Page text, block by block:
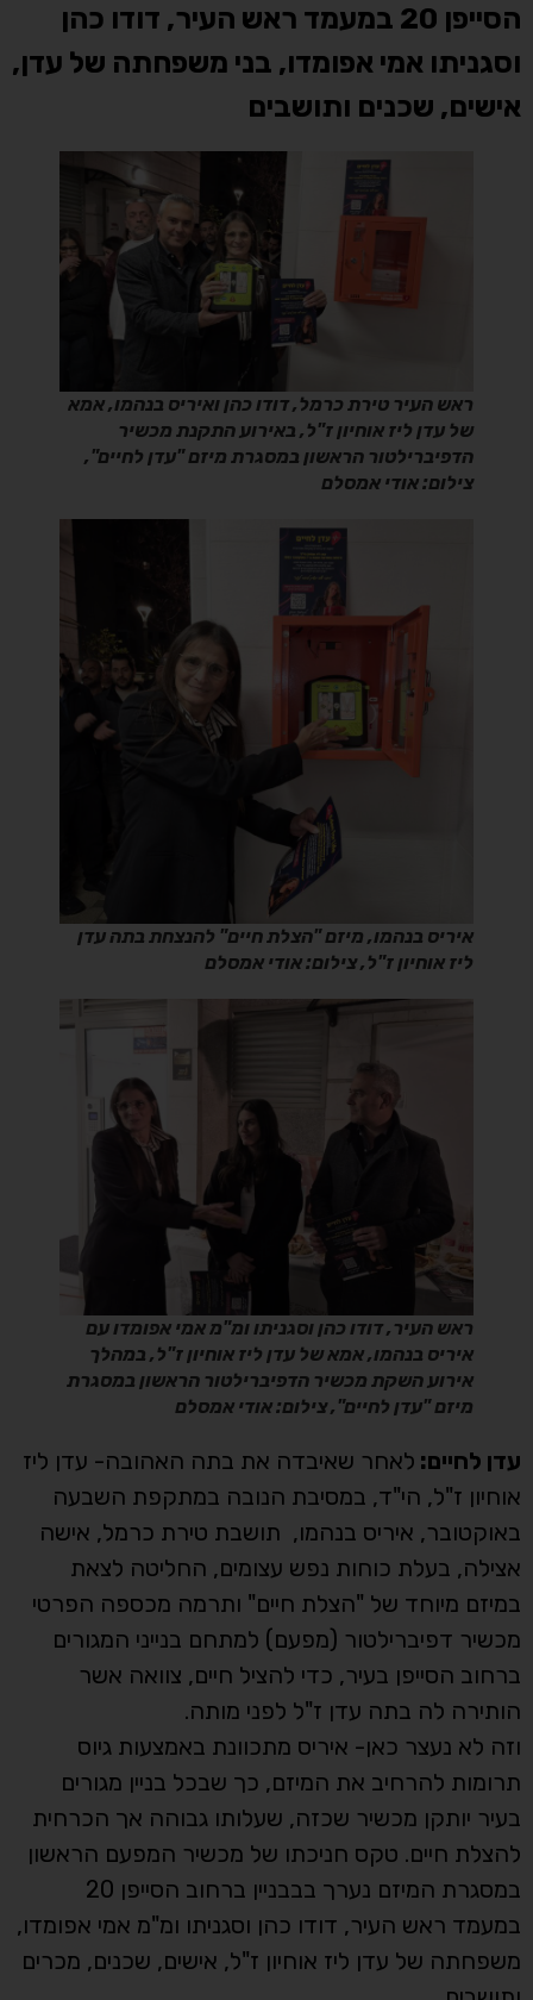
הסייפן 20 במעמד ראש העיר, דודו כהן
וסגניתו אמי אפומדו, בני משפחתה של עדן,
אישים, שכנים ותושבים
ראש העיר טירת כרמל, דודו כהן ואיריס בנהמו, אמא
של עדן ליז אוחיון ז"ל, באירוע התקנת מכשיר
הדפיברילטור הראשון במסגרת מיזם "עדן לחיים",
צילום: אודי אמסלם
איריס בנהמו, מיזם "הצלת חיים" להנצחת בתה עדן
ליז אוחיון ז"ל, צילום: אודי אמסלם
ראש העיר, דודו כהן וסגניתו ומ"מ אמי אפומדו עם
איריס בנהמו, אמא של עדן ליז אוחיון ז"ל, במהלך
אירוע השקת מכשיר הדפיברילטור הראשון במסגרת
מיזם "עדן לחיים", צילום: אודי אמסלם
עדן לחיים: לאחר שאיבדה את בתה האהובה- עדן ליז
אוחיון ז"ל, הי"ד, במסיבת הנובה במתקפת השבעה
באוקטובר, איריס בנהמו, תושבת טירת כרמל, אישה
אצילה, בעלת כוחות נפש עצומים, החליטה לצאת
במיזם מיוחד של "הצלת חיים" ותרמה מכספה הפרטי
מכשיר דפיברילטור (מפעם) למתחם בנייני המגורים
ברחוב הסייפן בעיר, כדי להציל חיים, צוואה אשר
הותירה לה בתה עדן ז"ל לפני מותה.
וזה לא נעצר כאן- איריס מתכוונת באמצעות גיוס
תרומות להרחיב את המיזם, כך שבכל בניין מגורים
בעיר יותקן מכשיר שכזה, שעלותו גבוהה אך הכרחית
להצלת חיים. טקס חניכתו של מכשיר המפעם הראשון
במסגרת המיזם נערך בבבניין ברחוב הסייפן 20
במעמד ראש העיר, דודו כהן וסגניתו ומ"מ אמי אפומדו,
משפחתה של עדן ליז אוחיון ז"ל, אישים, שכנים, מכרים